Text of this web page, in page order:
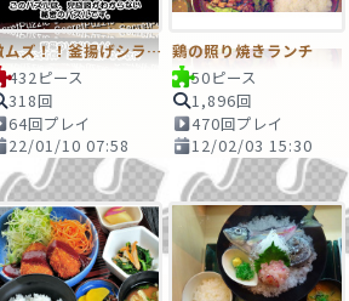
激ムズ！！釜揚げシラス丼＆刺身定食
432ピース
318回
64回プレイ
22/01/10 07:58
鶏の照り焼きランチ
50ピース
1,896回
470回プレイ
12/02/03 15:30